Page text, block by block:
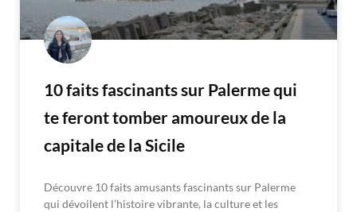
10 faits fascinants sur Palerme qui
te feront tomber amoureux de la
capitale de la Sicile
Découvre 10 faits amusants fascinants sur Palerme
qui dévoilent l’histoire vibrante, la culture et les